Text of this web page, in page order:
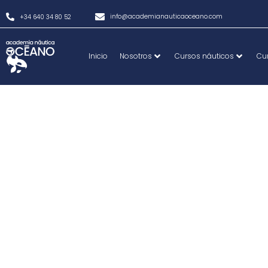
+34 640 34 80 52 info@academianauticaoceano.com
Inicio Nosotros Cursos náuticos